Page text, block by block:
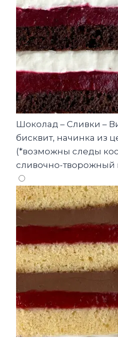
Шоколад – Сливки –
бисквит, начинка из
(*возможны следы
сливочно-творожный